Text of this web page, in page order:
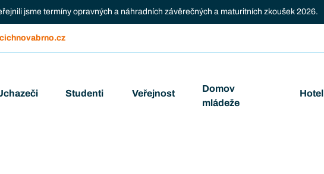
jsme termíny opravných a náhradních závěrečných a maturitních zkoušek 2026.
Studenti Veřejnost
Domov
mládeže
Hotel